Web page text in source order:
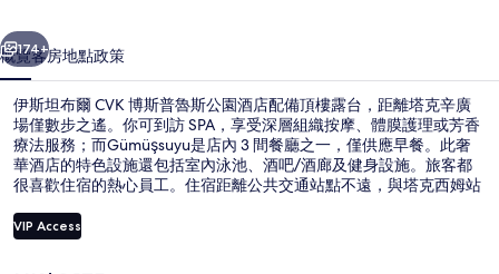
斯
普
魯
斯
公
園
個 下一個
174+
概覽客房地點政策
伊斯坦布爾 CVK 博斯普魯斯公園酒店配備頂樓露台，距離塔克辛廣
場僅數步之遙。你可到訪 SPA，享受深層組織按摩、體膜護理或芳香
療法服務；而Gümüşsuyu是店內 3 間餐廳之一，僅供應早餐。此奢
華酒店的特色設施還包括室內泳池、酒吧/酒廊及健身設施。旅客都
很喜歡住宿的熱心員工。住宿距離公共交通站點不遠，與塔克西姆站
VIP Access